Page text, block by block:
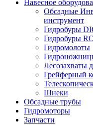
Навесное
Обсадные
инструмент
Гидробуры
Гидробуры
Гидромолоты
Лесозахваты
Грейферный
Шнеки
Обсадные трубы
Гидромоторы
Запчасти